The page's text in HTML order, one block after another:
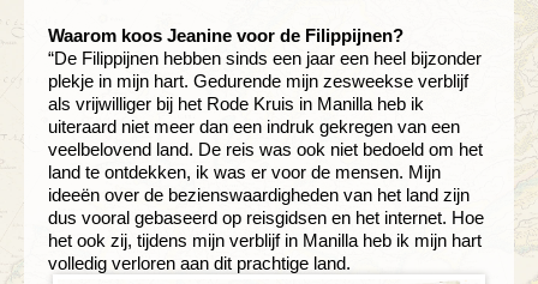
Waarom koos Jeanine voor de Filippijnen?
“De Filippijnen hebben sinds een jaar een heel bijzonder
plekje in mijn hart. Gedurende mijn zesweekse verblijf
als vrijwilliger bij het Rode Kruis in Manilla heb ik
uiteraard niet meer dan een indruk gekregen van een
veelbelovend land. De reis was ook niet bedoeld om het
land te ontdekken, ik was er voor de mensen. Mijn
ideeën over de bezienswaardigheden van het land zijn
dus vooral gebaseerd op reisgidsen en het internet. Hoe
het ook zij, tijdens mijn verblijf in Manilla heb ik mijn hart
volledig verloren aan dit prachtige land.